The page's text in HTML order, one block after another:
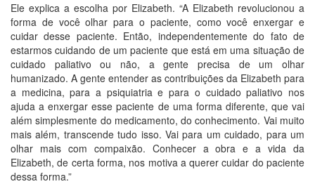
Ele explica a escolha por Elizabeth. “A Elizabeth revolucionou a
forma de você olhar para o paciente, como você enxergar e
cuidar desse paciente. Então, independentemente do fato de
estarmos cuidando de um paciente que está em uma situação de
cuidado paliativo ou não, a gente precisa de um olhar
humanizado. A gente entender as contribuições da Elizabeth para
a medicina, para a psiquiatria e para o cuidado paliativo nos
ajuda a enxergar esse paciente de uma forma diferente, que vai
além simplesmente do medicamento, do conhecimento. Vai muito
mais além, transcende tudo isso. Vai para um cuidado, para um
olhar mais com compaixão. Conhecer a obra e a vida da
Elizabeth, de certa forma, nos motiva a querer cuidar do paciente
dessa forma.”